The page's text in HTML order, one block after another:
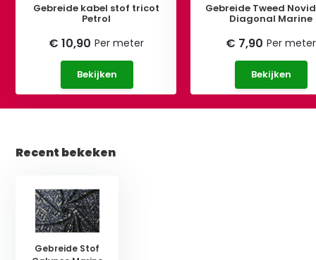
Gebreide kabel stof tricot
Petrol
€ 10,90 Per meter
Bekijken
Gebreide Tweed
Diagonal Marine
€ 7,90 Per meter
Bekijken
Recent bekeken
Gebreide Stof